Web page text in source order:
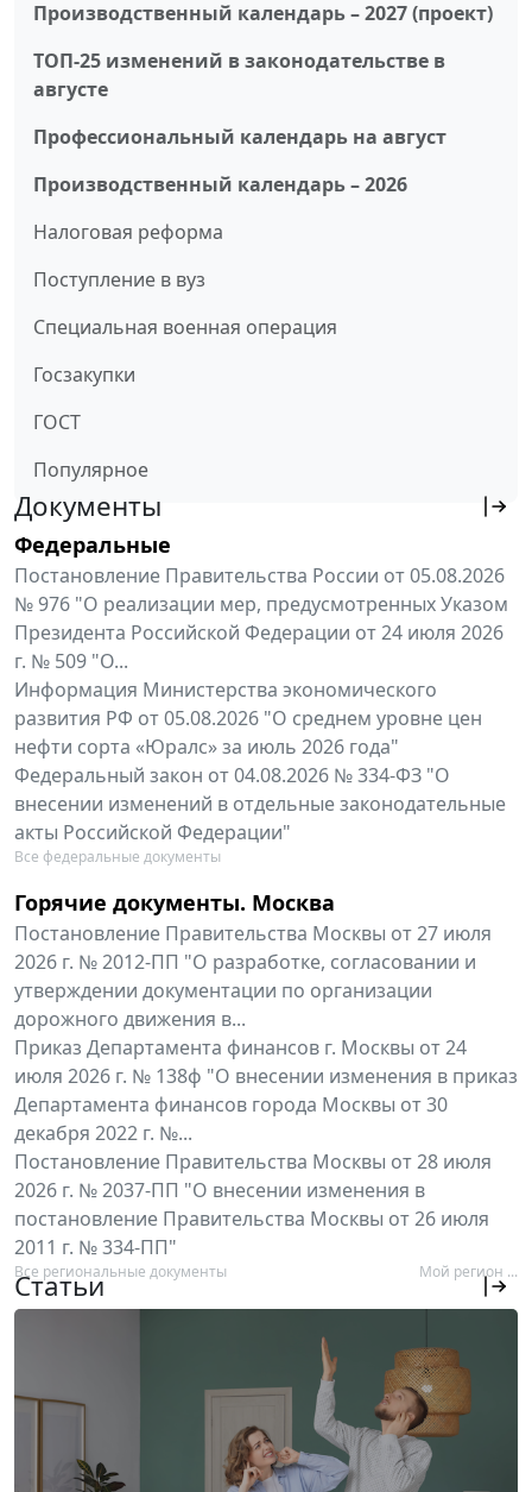
Производственный календарь – 2027 (проект)
ТОП-25 изменений в законодательстве в
августе
Профессиональный календарь на август
Производственный календарь – 2026
Налоговая реформа
Поступление в вуз
Специальная военная операция
Госзакупки
ГОСТ
Популярное
Документы
Федеральные
Постановление Правительства России от 05.08.2026
№ 976 "О реализации мер, предусмотренных Указом
Президента Российской Федерации от 24 июля 2026
г. № 509 "О...
Информация Министерства экономического
развития РФ от 05.08.2026 "О среднем уровне цен
нефти сорта «Юралс» за июль 2026 года"
Федеральный закон от 04.08.2026 № 334-ФЗ "О
внесении изменений в отдельные законодательные
акты Российской Федерации"
Все федеральные документы
Горячие документы. Москва
Постановление Правительства Москвы от 27 июля
2026 г. № 2012-ПП "О разработке, согласовании и
утверждении документации по организации
дорожного движения в...
Приказ Департамента финансов г. Москвы от 24
июля 2026 г. № 138ф "О внесении изменения в приказ
Департамента финансов города Москвы от 30
декабря 2022 г. №...
Постановление Правительства Москвы от 28 июля
2026 г. № 2037-ПП "О внесении изменения в
постановление Правительства Москвы от 26 июля
2011 г. № 334-ПП"
Все региональные документы Мой регион ...
Статьи